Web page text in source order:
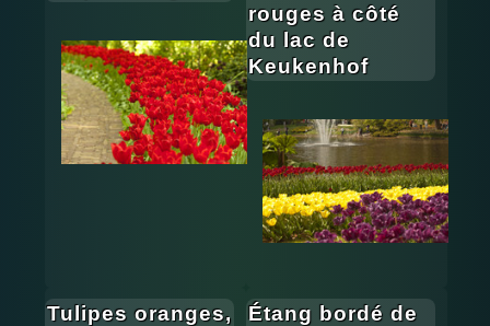
rouges à côté
du lac de
Keukenhof
Tulipes oranges,
Étang bordé de